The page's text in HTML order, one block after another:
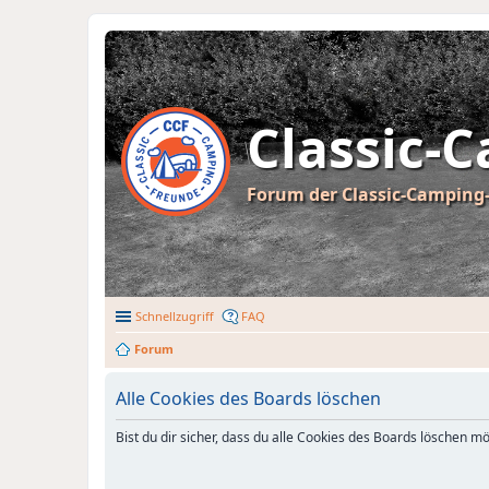
Classic-
Forum der Classic-
Schnellzugriff FAQ
Forum
Alle Cookies des Boards löschen
Bist du dir sicher, dass du alle Cookies des Boards löschen